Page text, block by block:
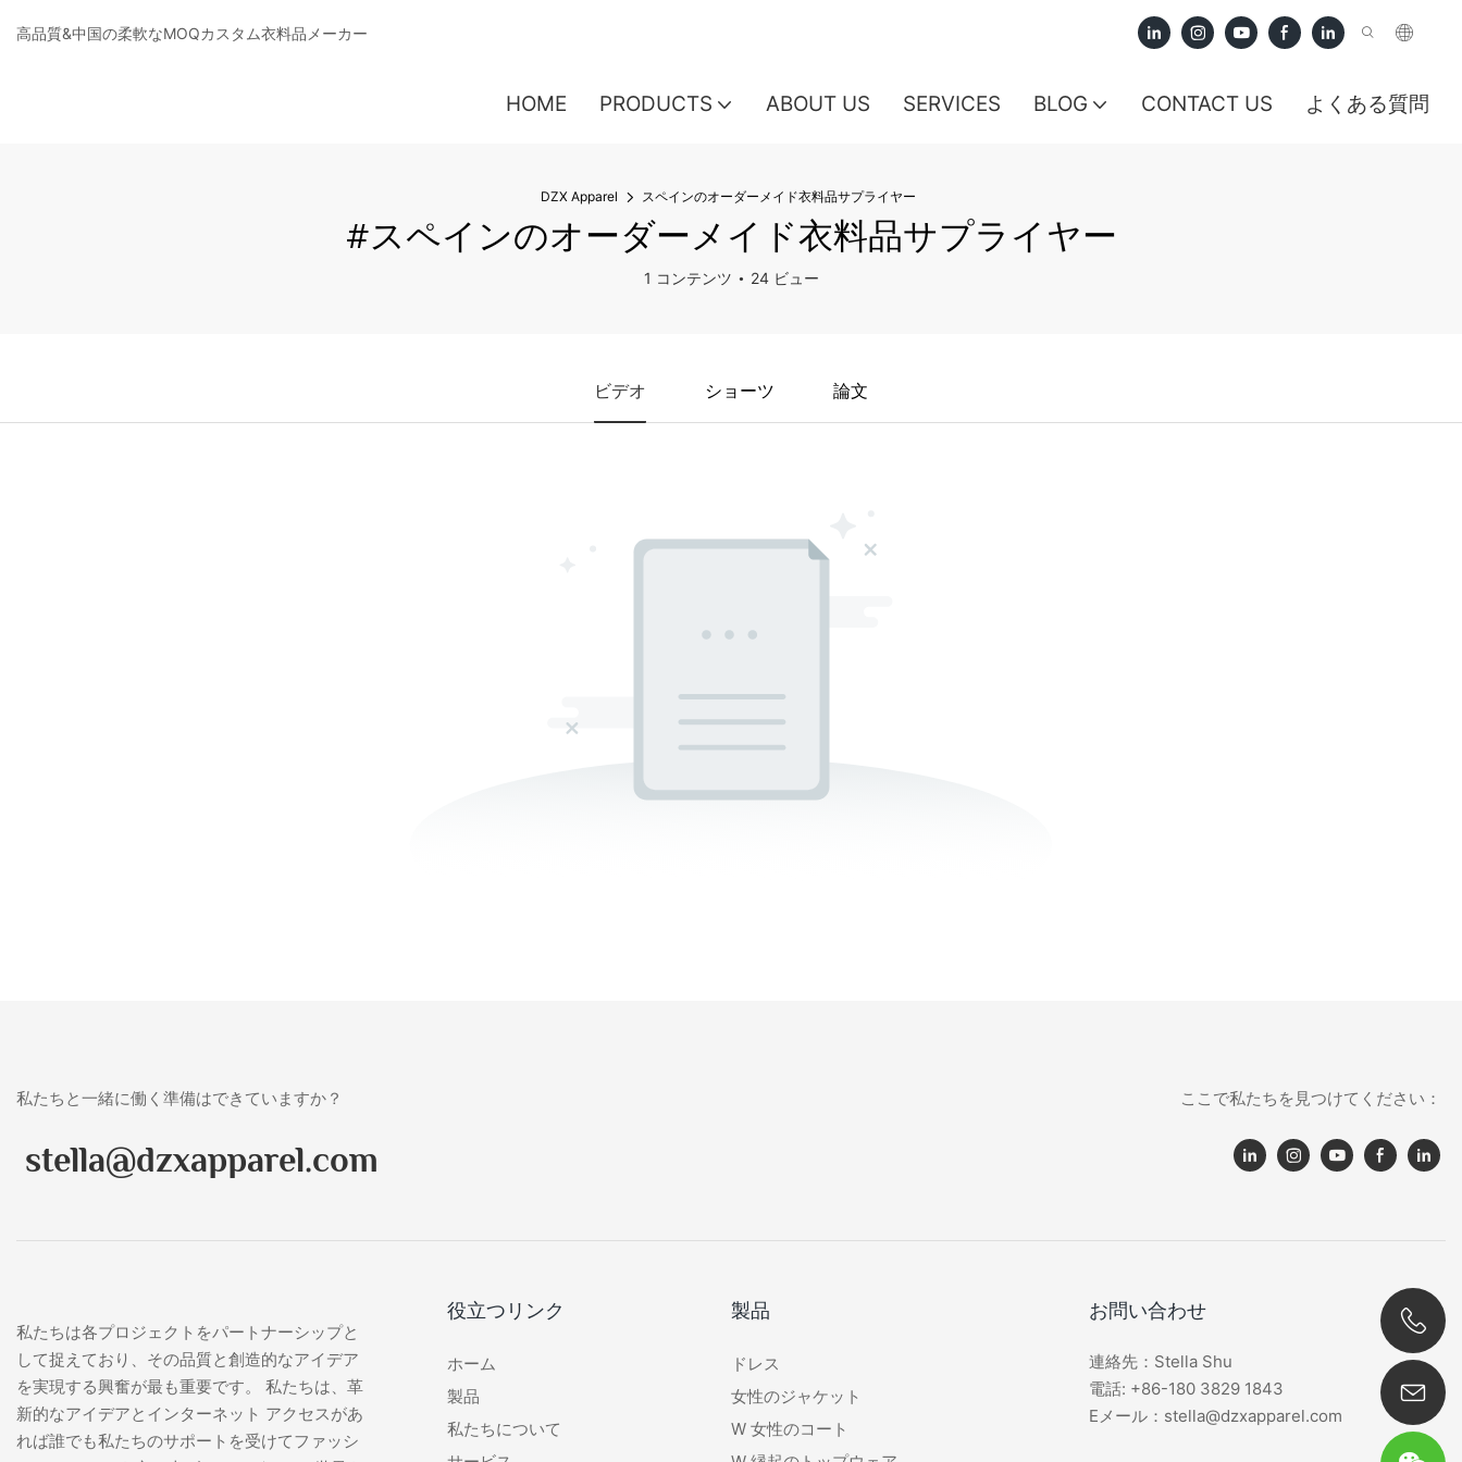
高品質&中国の柔軟なMOQカスタム衣料品メーカー
HOME PRODUCTS ABOUT US SERVICES BLOG CONTACT US よくある質問
DZX Apparel スペインのオーダーメイド衣料品サプライヤー
#スペインのオーダーメイド衣料品サプライヤー
1 コンテンツ 24 ビュー
ビデオ ショーツ 論文
私たちと一緒に働く準備はできていますか？
stella@dzxapparel.com
ここで私たちを見つけてください：
私たちは各プロジェクトをパートナーシップと
して捉えており、その品質と創造的なアイデア
を実現する興奮が最も重要です。 私たちは、革
新的なアイデアとインターネット アクセスがあ
れば誰でも私たちのサポートを受けてファッシ
役立つリンク
ホーム
製品
私たちについて
製品
ドレス
女性のジャケット
W 女性のコート
お問い合わせ
連絡先：Stella Shu
電話: +86-180 3829 1843
Eメール：stella@dzxapparel.com